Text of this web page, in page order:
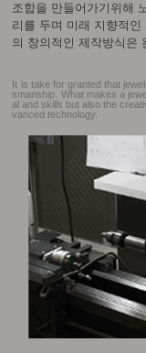
조합을 만들어가기위해
리를 두며 미래 지향적
의 창의적인 제작방식은
It is take for granted that
smanship. What makes a
al and skills but also the
vanced technology.